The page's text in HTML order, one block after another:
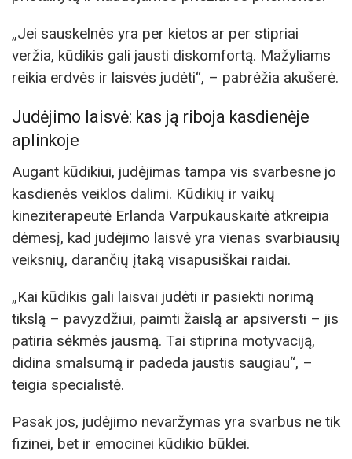
„Jei sauskelnės yra per kietos ar per stipriai
veržia, kūdikis gali jausti diskomfortą. Mažyliams
reikia erdvės ir laisvės judėti“, – pabrėžia akušerė.
Judėjimo laisvė: kas ją riboja kasdienėje
aplinkoje
Augant kūdikiui, judėjimas tampa vis svarbesne jo
kasdienės veiklos dalimi. Kūdikių ir vaikų
kineziterapeutė Erlanda Varpukauskaitė atkreipia
dėmesį, kad judėjimo laisvė yra vienas svarbiausių
veiksnių, darančių įtaką visapusiškai raidai.
„Kai kūdikis gali laisvai judėti ir pasiekti norimą
tikslą – pavyzdžiui, paimti žaislą ar apsiversti – jis
patiria sėkmės jausmą. Tai stiprina motyvaciją,
didina smalsumą ir padeda jaustis saugiau“, –
teigia specialistė.
Pasak jos, judėjimo nevaržymas yra svarbus ne tik
fizinei, bet ir emocinei kūdikio būklei.